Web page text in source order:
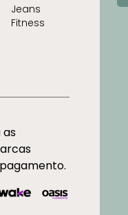
Jeans
Fitness
as